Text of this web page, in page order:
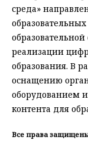
среда»
реализации
образования. В
оснащению
оборудованием
контента для
Все права